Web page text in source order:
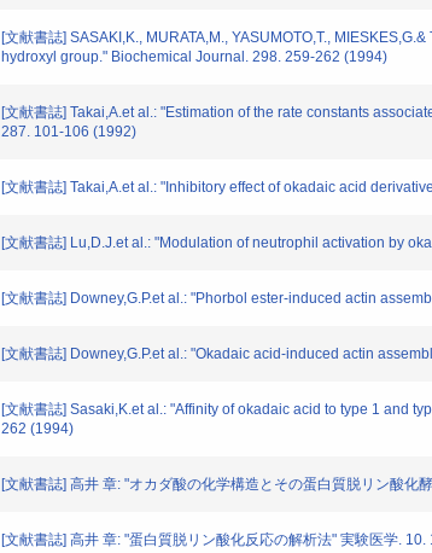
[文献書誌] SASAKI,K., MURATA,M., YASUMOTO,T.,
hydroxyl group." Biochemical Journal. 298. 259-262 (1994)
[文献書誌] Takai,A.et al.: "Estimation of the rate constants
287. 101-106 (1992)
[文献書誌] Takai,A.et al.: "Inhibitory effect of okadaic acid
[文献書誌] Lu,D.J.et al.: "Modulation of neutrophil activation by
[文献書誌] Downey,G.P.et al.: "Phorbol ester-induced actin
[文献書誌] Downey,G.P.et al.: "Okadaic acid-induced actin
[文献書誌] Sasaki,K.et al.: "Affinity of okadaic acid to type 1 and
262 (1994)
[文献書誌] 高井 章: "オカダ酸の化学構造とその蛋白質脱リン酸化
[文献書誌] 高井 章: "蛋白質脱リン酸化反応の解析法" 実験医学.